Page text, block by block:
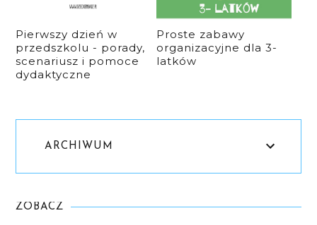
Pierwszy dzień w
przedszkolu - porady,
scenariusz i pomoce
dydaktyczne
Proste zabawy
organizacyjne dla 3-
latków
ARCHIWUM
ZOBACZ